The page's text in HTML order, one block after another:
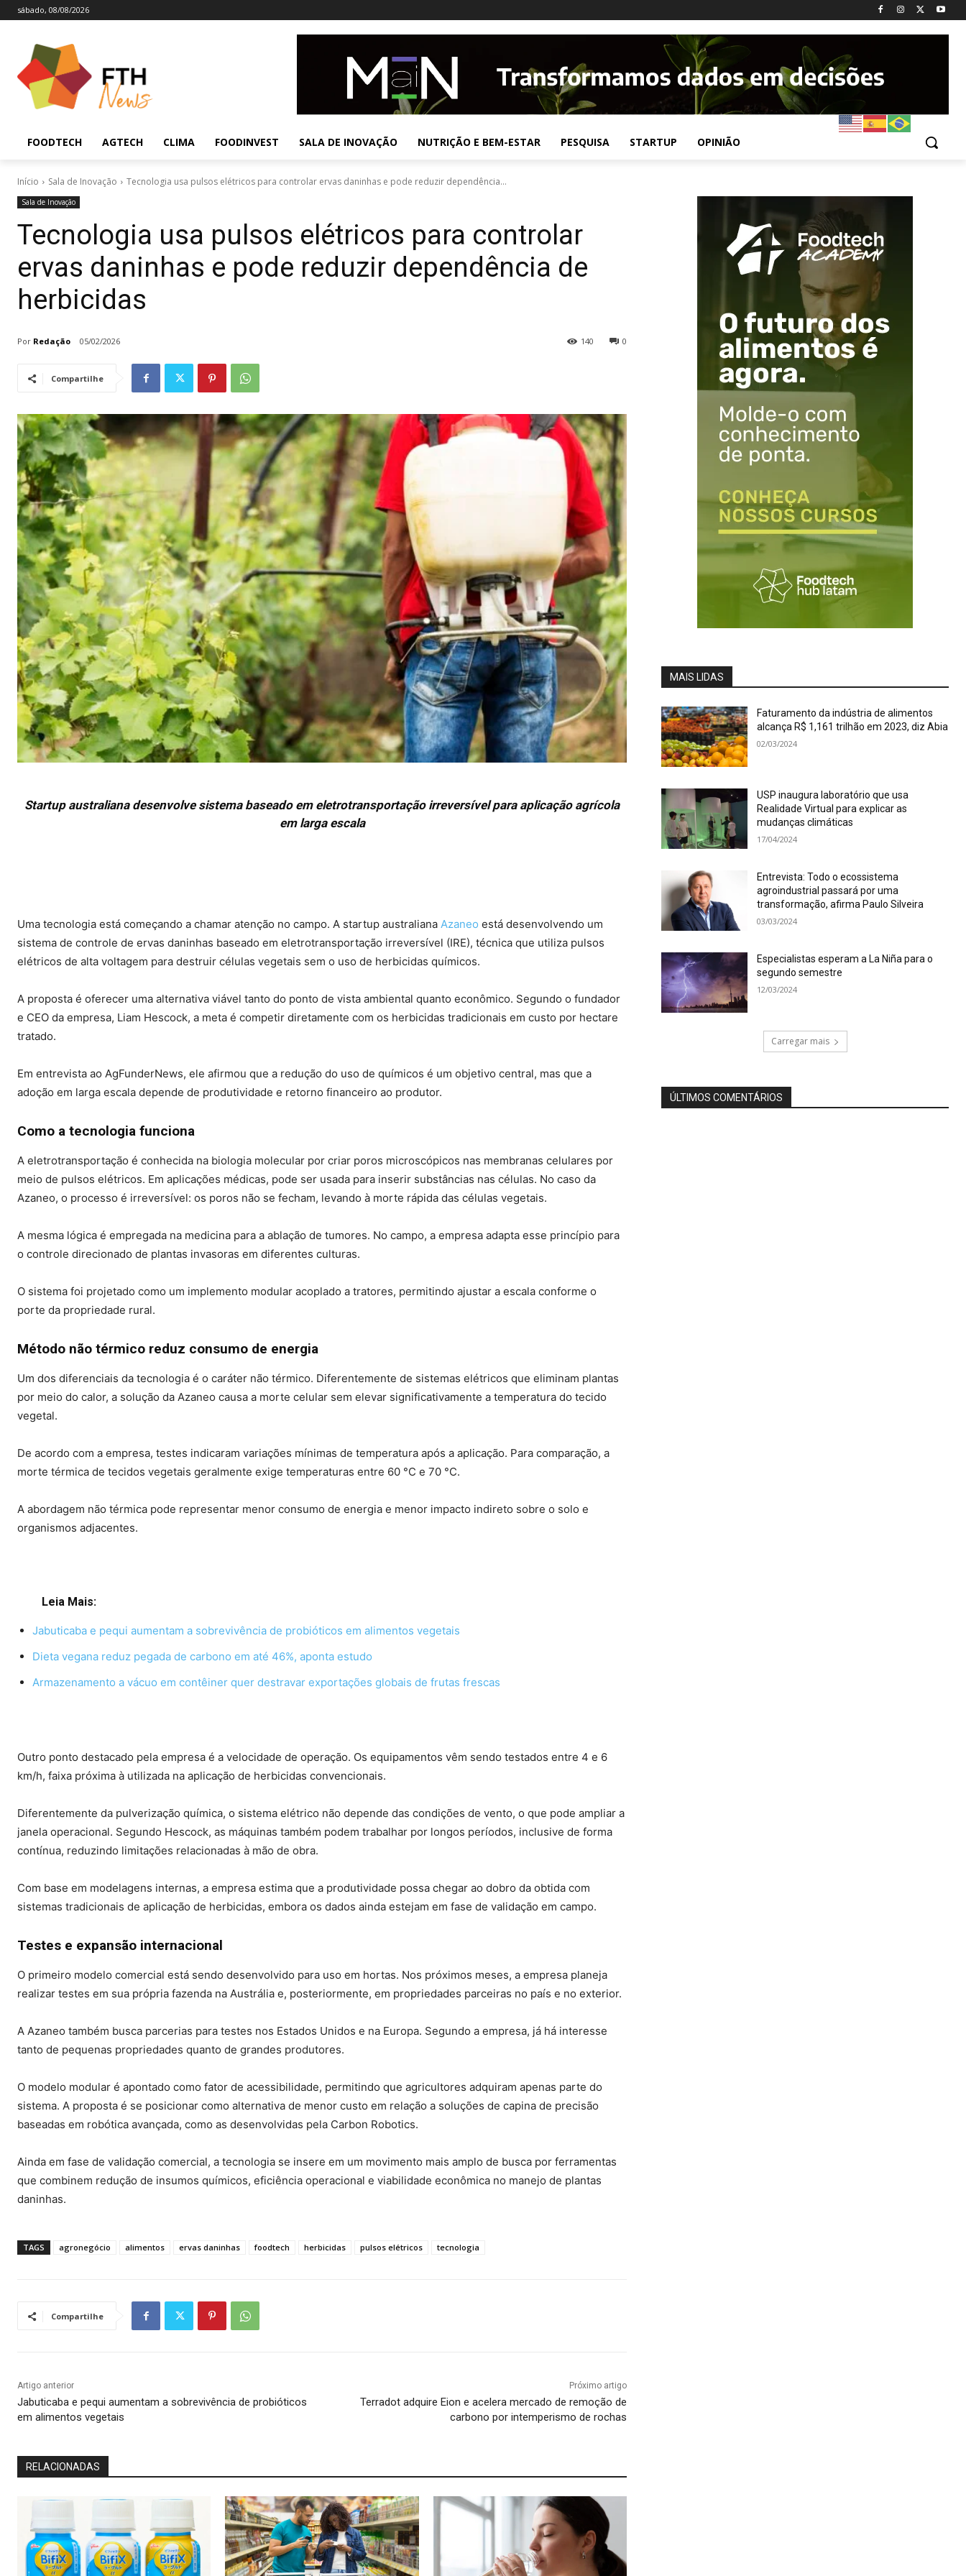
sábado, 08/08/2026
FOODTECH AGTECH CLIMA FOODINVEST SALA DE INOVAÇÃO NUTRIÇÃO E BEM-ESTAR PESQUISA STARTUP OPINIÃO
Início Sala de Inovação Tecnologia usa pulsos elétricos para controlar ervas daninhas e pode reduzir dependência...
Sala de Inovação
Tecnologia usa pulsos elétricos para controlar
ervas daninhas e pode reduzir dependência de
herbicidas
Por Redação 05/02/2026 0
140
Compartilhe
Startup australiana desenvolve sistema baseado em eletrotransportação irreversível para aplicação agrícola
em larga escala
Uma tecnologia está começando a chamar atenção no campo. A startup australiana Azaneo está desenvolvendo um
sistema de controle de ervas daninhas baseado em eletrotransportação irreversível (IRE), técnica que utiliza pulsos
elétricos de alta voltagem para destruir células vegetais sem o uso de herbicidas químicos.
A proposta é oferecer uma alternativa viável tanto do ponto de vista ambiental quanto econômico. Segundo o fundador
e CEO da empresa, Liam Hescock, a meta é competir diretamente com os herbicidas tradicionais em custo por hectare
tratado.
Em entrevista ao AgFunderNews, ele afirmou que a redução do uso de químicos é um objetivo central, mas que a
adoção em larga escala depende de produtividade e retorno financeiro ao produtor.
Como a tecnologia funciona
A eletrotransportação é conhecida na biologia molecular por criar poros microscópicos nas membranas celulares por
meio de pulsos elétricos. Em aplicações médicas, pode ser usada para inserir substâncias nas células. No caso da
Azaneo, o processo é irreversível: os poros não se fecham, levando à morte rápida das células vegetais.
A mesma lógica é empregada na medicina para a ablação de tumores. No campo, a empresa adapta esse princípio para
o controle direcionado de plantas invasoras em diferentes culturas.
O sistema foi projetado como um implemento modular acoplado a tratores, permitindo ajustar a escala conforme o
porte da propriedade rural.
Método não térmico reduz consumo de energia
Um dos diferenciais da tecnologia é o caráter não térmico. Diferentemente de sistemas elétricos que eliminam plantas
por meio do calor, a solução da Azaneo causa a morte celular sem elevar significativamente a temperatura do tecido
vegetal.
De acordo com a empresa, testes indicaram variações mínimas de temperatura após a aplicação. Para comparação, a
morte térmica de tecidos vegetais geralmente exige temperaturas entre 60 °C e 70 °C.
A abordagem não térmica pode representar menor consumo de energia e menor impacto indireto sobre o solo e
organismos adjacentes.
Leia Mais:
Jabuticaba e pequi aumentam a sobrevivência de probióticos em alimentos vegetais
Dieta vegana reduz pegada de carbono em até 46%, aponta estudo
Armazenamento a vácuo em contêiner quer destravar exportações globais de frutas frescas
Outro ponto destacado pela empresa é a velocidade de operação. Os equipamentos vêm sendo testados entre 4 e 6
km/h, faixa próxima à utilizada na aplicação de herbicidas convencionais.
Diferentemente da pulverização química, o sistema elétrico não depende das condições de vento, o que pode ampliar a
janela operacional. Segundo Hescock, as máquinas também podem trabalhar por longos períodos, inclusive de forma
contínua, reduzindo limitações relacionadas à mão de obra.
Com base em modelagens internas, a empresa estima que a produtividade possa chegar ao dobro da obtida com
sistemas tradicionais de aplicação de herbicidas, embora os dados ainda estejam em fase de validação em campo.
Testes e expansão internacional
O primeiro modelo comercial está sendo desenvolvido para uso em hortas. Nos próximos meses, a empresa planeja
realizar testes em sua própria fazenda na Austrália e, posteriormente, em propriedades parceiras no país e no exterior.
A Azaneo também busca parcerias para testes nos Estados Unidos e na Europa. Segundo a empresa, já há interesse
tanto de pequenas propriedades quanto de grandes produtores.
O modelo modular é apontado como fator de acessibilidade, permitindo que agricultores adquiram apenas parte do
sistema. A proposta é se posicionar como alternativa de menor custo em relação a soluções de capina de precisão
baseadas em robótica avançada, como as desenvolvidas pela Carbon Robotics.
Ainda em fase de validação comercial, a tecnologia se insere em um movimento mais amplo de busca por ferramentas
que combinem redução de insumos químicos, eficiência operacional e viabilidade econômica no manejo de plantas
daninhas.
TAGS agronegócio alimentos ervas daninhas foodtech herbicidas pulsos elétricos tecnologia
Compartilhe
Artigo anterior
Jabuticaba e pequi aumentam a sobrevivência de probióticos
em alimentos vegetais
Próximo artigo
Terradot adquire Eion e acelera mercado de remoção de
carbono por intemperismo de rochas
RELACIONADAS
MAIS LIDAS
Faturamento da indústria de alimentos
alcança R$ 1,161 trilhão em 2023, diz Abia
02/03/2024
USP inaugura laboratório que usa
Realidade Virtual para explicar as
mudanças climáticas
17/04/2024
Entrevista: Todo o ecossistema
agroindustrial passará por uma
transformação, afirma Paulo Silveira
03/03/2024
Especialistas esperam a La Niña para o
segundo semestre
12/03/2024
Carregar mais
ÚLTIMOS COMENTÁRIOS